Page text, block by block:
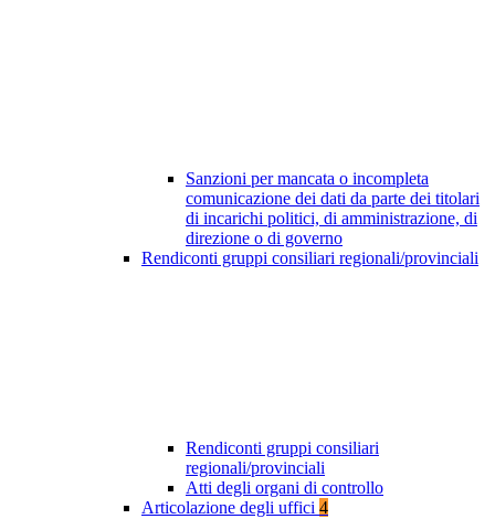
Sanzioni per mancata o incompleta
comunicazione dei dati da parte dei titolari
di incarichi politici, di amministrazione, di
direzione o di governo
Rendiconti gruppi consiliari regionali/provinciali
Rendiconti gruppi consiliari
regionali/provinciali
Atti degli organi di controllo
Articolazione degli uffici 4